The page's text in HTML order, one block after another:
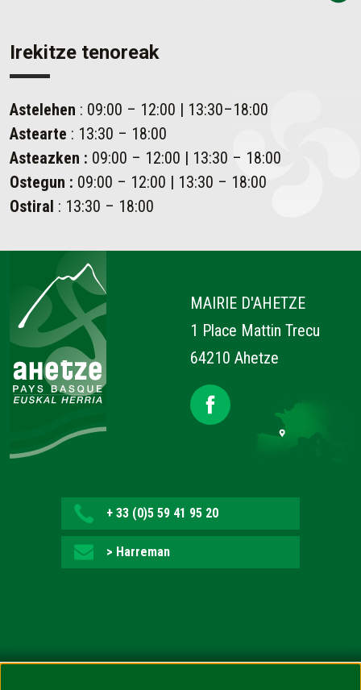
Irekitze tenoreak
Astelehen : 09:00 – 12:00 | 13:30–18:00
Astearte : 13:30 – 18:00
Asteazken : 09:00 – 12:00 | 13:30 – 18:00
Ostegun : 09:00 – 12:00 | 13:30 – 18:00
Ostiral : 13:30 – 18:00
MAIRIE D'AHETZE
1 Place Mattin Trecu
64210 Ahetze
+ 33 (0)5 59 41 95 20
> Harreman